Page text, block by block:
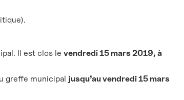
Il est clos le vendredi 15 mars 2019, à
greffe municipal jusqu’au vendredi 15 mars